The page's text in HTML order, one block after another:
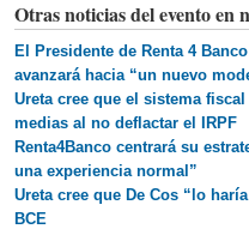
Otras noticias del evento en
El Presidente de Renta 4
avanzará hacia “un nuevo
Ureta cree que el sistema
medias al no deflactar el IRPF
Renta4Banco centrará su
una experiencia normal”
Ureta cree que De Cos “lo
BCE